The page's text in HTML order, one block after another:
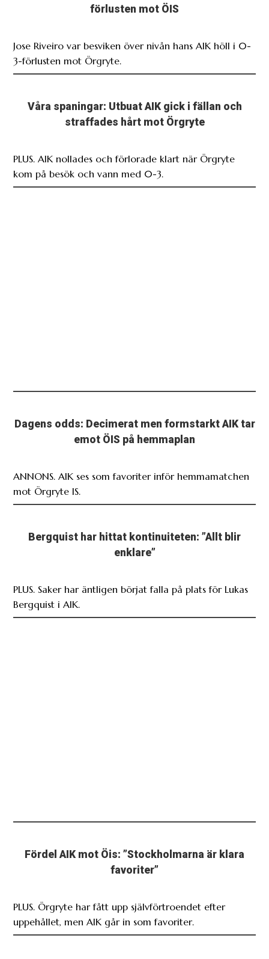
förlusten mot ÖIS
Jose Riveiro var besviken över nivån hans AIK höll i 0-
3-förlusten mot Örgryte.
Våra spaningar: Utbuat AIK gick i fällan och
straffades hårt mot Örgryte
PLUS. AIK nollades och förlorade klart när Örgryte
kom på besök och vann med 0-3.
Dagens odds: Decimerat men formstarkt AIK tar
emot ÖIS på hemmaplan
ANNONS. AIK ses som favoriter inför hemmamatchen
mot Örgryte IS.
Bergquist har hittat kontinuiteten: ”Allt blir
enklare”
PLUS. Saker har äntligen börjat falla på plats för Lukas
Bergquist i AIK.
Fördel AIK mot Öis: ”Stockholmarna är klara
favoriter”
PLUS. Örgryte har fått upp självförtroendet efter
uppehållet, men AIK går in som favoriter.